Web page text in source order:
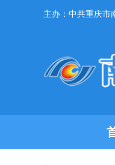
主办：中共重庆市